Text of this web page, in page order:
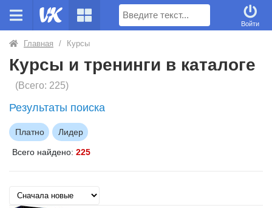
Поиск
Войти
Главная / Курсы
Курсы и тренинги в каталоге
(Всего: 225)
Результаты поиска
Платно Лидер
Всего найдено: 225